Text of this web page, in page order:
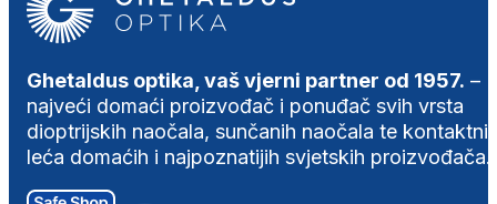
Ghetaldus optika, vaš vjerni partner od 1957. –
najveći domaći proizvođač i ponuđač svih vrsta
dioptrijskih naočala, sunčanih naočala te
leća domaćih i najpoznatijih svjetskih proizvođača.